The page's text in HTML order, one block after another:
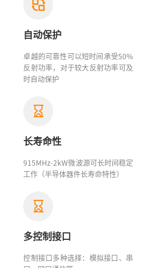
自动保护
卓越的可靠性可以短时间承受50%
反射功率，对于较大反射功率可及
时自动保护
长寿命性
915MHz-2kW微波源可长时间稳定
工作（半导体器件长寿命特性）
多控制接口
控制接口多种选择：模拟接口、串